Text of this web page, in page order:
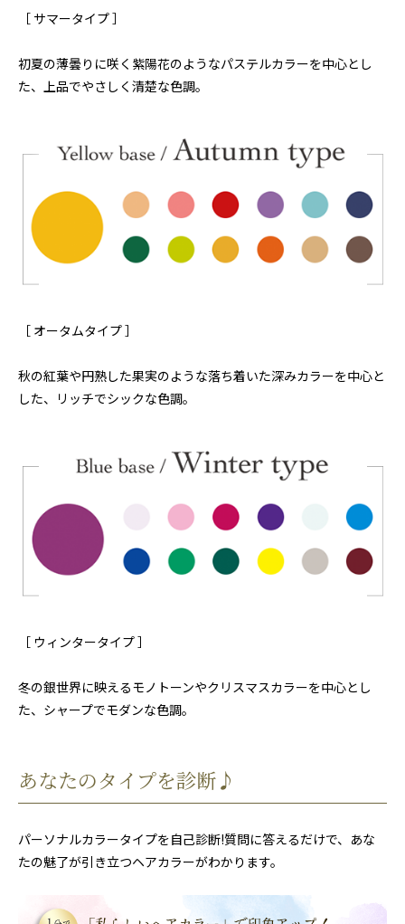
［ サマータイプ ］
初夏の薄曇りに咲く紫陽花のようなパステルカラーを中心とし
た、上品でやさしく清楚な色調。
［ オータムタイプ ］
秋の紅葉や円熟した果実のような落ち着いた深みカラーを中心と
した、リッチでシックな色調。
［ ウィンタータイプ ］
冬の銀世界に映えるモノトーンやクリスマスカラーを中心とし
た、シャープでモダンな色調。
あなたのタイプを診断♪
パーソナルカラータイプを自己診断!質問に答えるだけで、あな
たの魅了が引き立つヘアカラーがわかります。